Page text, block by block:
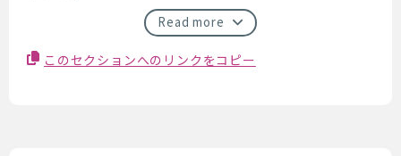
Read more
このセクションへのリンクをコピー